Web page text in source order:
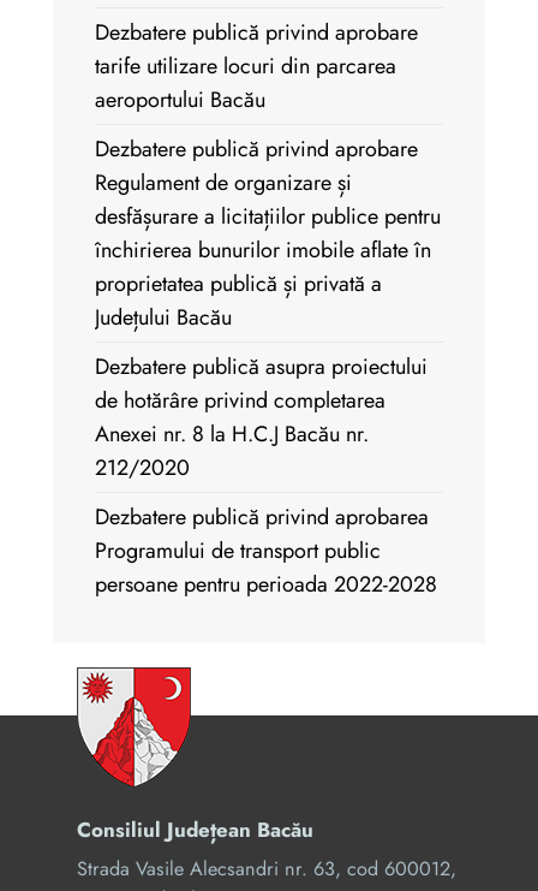
Dezbatere publică privind aprobare
tarife utilizare locuri din parcarea
aeroportului Bacău
Dezbatere publică privind aprobare
Regulament de organizare și
desfășurare a licitațiilor publice pentru
închirierea bunurilor imobile aflate în
proprietatea publică și privată a
Județului Bacău
Dezbatere publică asupra proiectului
de hotărâre privind completarea
Anexei nr. 8 la H.C.J Bacău nr.
212/2020
Dezbatere publică privind aprobarea
Programului de transport public
persoane pentru perioada 2022-2028
Consiliul Județean Bacău
Strada Vasile Alecsandri nr. 63, cod 600012,